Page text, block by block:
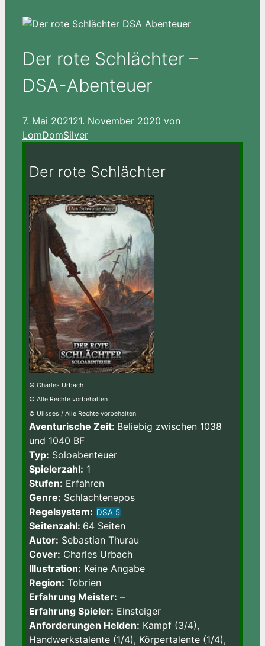
Der rote Schlächter –
DSA-Abenteuer
7. Mai 202121. November 2020 von
LomDomSilver
Der rote Schlächter
© Charles Urbach
© Alle Rechte vorbehalten
© Ulisses / Alle Rechte vorbehalten
Aventurische Zeit: Beliebig zwischen 1038
und 1040 BF
Typ: Soloabenteuer
Spielerzahl: 1
Stufen: Erfahren
Genre: Schlachtenepos
Regelsystem: DSA 5
Seitenzahl: 64 Seiten
Autor: Sebastian Thurau
Cover: Charles Urbach
Illustration: Keine Angabe
Region: Tobrien
Erfahrung Meister: –
Erfahrung Spieler: Einsteiger
Anforderungen Helden: Kampf (3/4),
Handwerkstalente (1/4), Körpertalente (1/4),